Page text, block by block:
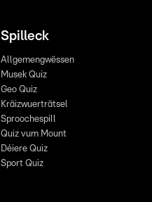
Spilleck
Allgemengwëssen
Musek Quiz
Geo Quiz
Kräizwuerträtsel
Sproochespill
Quiz vum Mount
Déiere Quiz
Sport Quiz